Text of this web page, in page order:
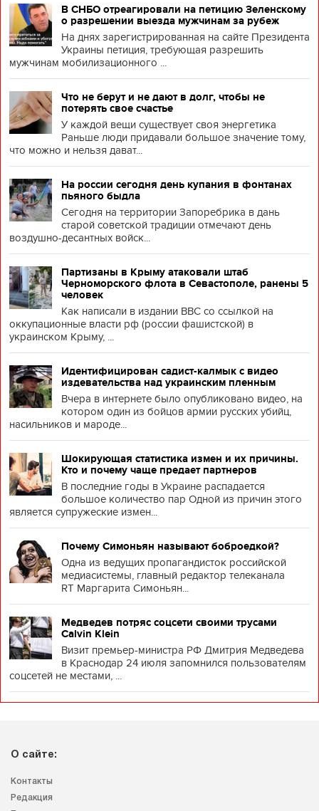
В СНБО отреагировали на петицию Зеленскому
о разрешении выезда мужчинам за рубеж
На днях зарегистрированная на сайте Президента
Украины петиция, требующая разрешить
мужчинам мобилизационного ...
Что не берут и не дают в долг, чтобы не
потерять свое счастье
У каждой вещи существует своя энергетика
Раньше люди придавали большое значение тому,
что можно и нельзя дават...
На россии сегодня день купания в фонтанах
пьяного быдла
Сегодня на территории Запоребрика в дань
старой советской традиции отмечают день
воздушно-десантных войск...
Партизаны в Крыму атаковали штаб
Черноморского флота в Севастополе, ранены 5
человек
Как написали в издании BBC со ссылкой на
оккупационные власти рф (россии фашистской) в
украинском Крыму, ...
Идентифицирован садист-калмык с видео
издевательства над украинским пленным
Вчера в интернете было опубликовано видео, на
котором один из бойцов армии русских убийц,
насильников и мароде...
Шокирующая статистика измен и их причины.
Кто и почему чаще предает партнеров
В последние годы в Украине распадается
большое количество пар Одной из причин этого
является супружеские измен...
Почему Симоньян называют боброедкой?
Одна из ведущих пропагандисток российской
медиасистемы, главный редактор телеканала
RT Маргарита Симоньян...
Медведев потряс соцсети своими трусами
Calvin Klein
Визит премьер-министра РФ Дмитрия Медведева
в Краснодар 24 июля запомнился пользователям
соцсетей не местами, ...
О сайте:
Контакты
Редакция